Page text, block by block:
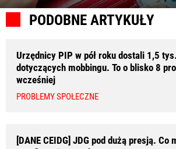
PODOBNE ARTYKUŁY
Urzędnicy PIP w pół roku dostali 1,5
dotyczących mobbingu. To o blisko 8
wcześniej
PROBLEMY SPOŁECZNE
[DANE CEIDG] JDG pod dużą presją. Co